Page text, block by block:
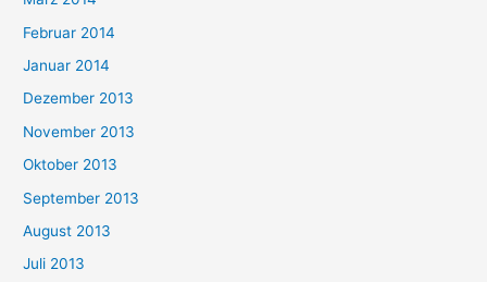
Februar 2014
Januar 2014
Dezember 2013
November 2013
Oktober 2013
September 2013
August 2013
Juli 2013